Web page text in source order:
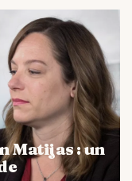
Matijas : un